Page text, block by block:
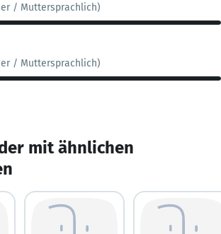
/ Muttersprachlich)
/ Muttersprachlich)
mit ähnlichen